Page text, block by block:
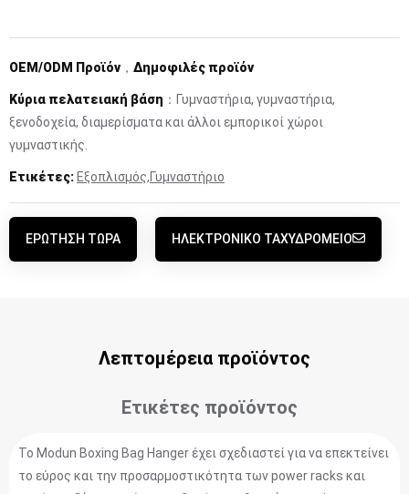
OEM/ODM Προϊόν ， Δημοφιλές προϊόν
Κύρια πελατειακή βάση ：Γυμναστήρια, γυμναστήρια,
ξενοδοχεία, διαμερίσματα και άλλοι εμπορικοί χώροι
γυμναστικής.
Ετικέτες: Εξοπλισμός,Γυμναστήριο
ΕΡΏΤΗΣΗ ΤΏΡΑ ΗΛΕΚΤΡΟΝΙΚΌ ΤΑΧΥΔΡΟΜΕΊΟ
Λεπτομέρεια προϊόντος
Ετικέτες προϊόντος
Το Modun Boxing Bag Hanger έχει σχεδιαστεί για να επεκτείνει
το εύρος και την προσαρμοστικότητα των power racks και